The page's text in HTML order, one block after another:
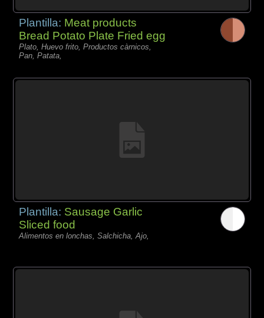
Plantilla: Meat products
Bread Potato Plate Fried egg
Plato, Huevo frito, Productos càrnicos,
Pan, Patata,
Plantilla: Sausage Garlic
Sliced food
Alimentos en lonchas, Salchicha, Ajo,